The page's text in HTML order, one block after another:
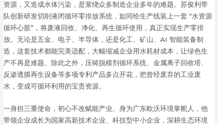
资源，又造成水体污染，是萦绕众多制造企业多年的难题。苏俊利带
队创新研发切削液闭循环零排放系统，如同给生产线装上一套 “水资源
循环心脏”，将废液回收、净化、再生循环使用，真正实现生产零排
放。无论是五金、电子、半导体，还是化工、矿山、AI 智能装备制
造，这套技术都能完美适配，大幅缩减企业用水耗材成本，让绿色生
产不再是难题。除此之外，压铸脱模剂循环系统、金属离子回收塔、
反渗透膜再生设备等多项专利产品多点开花，把曾经废弃的工业废
水，变成可循环利用的宝贵资源。
一身担三重使命，初心不改赋能产业。身为广东欧沃环境掌舵人，他
带领企业成长为国家高新技术企业、科技型中小企业，深耕生态环境